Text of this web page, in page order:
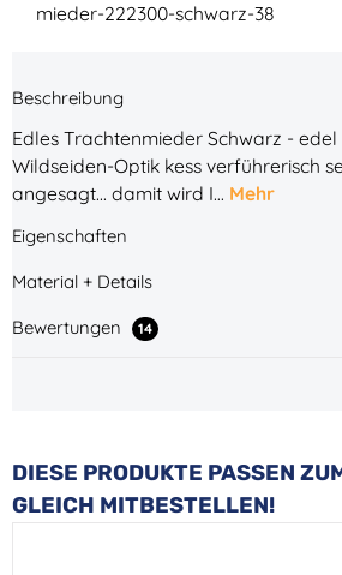
mieder-222300-schwarz-38
Beschreibung
Edles Trachtenmieder Schwarz -
Wildseiden-Optik kess verführerisch
angesagt... damit wird I… Mehr
Eigenschaften
Material + Details
Bewertungen
14
Produktgalerie überspringen
DIESE PRODUKTE PASSEN
GLEICH MITBESTELLEN!